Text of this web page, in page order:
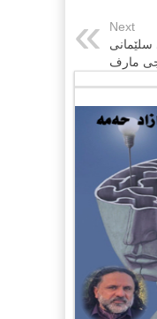
Next
سلێمانی
مارف